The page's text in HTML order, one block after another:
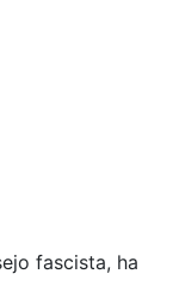
fascista, ha